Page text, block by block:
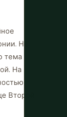
Не
тема
На
Второй